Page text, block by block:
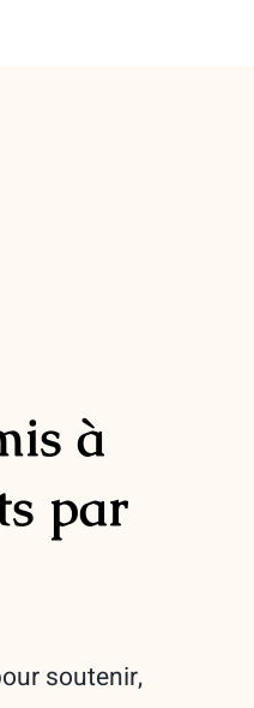
à
par
soutenir,